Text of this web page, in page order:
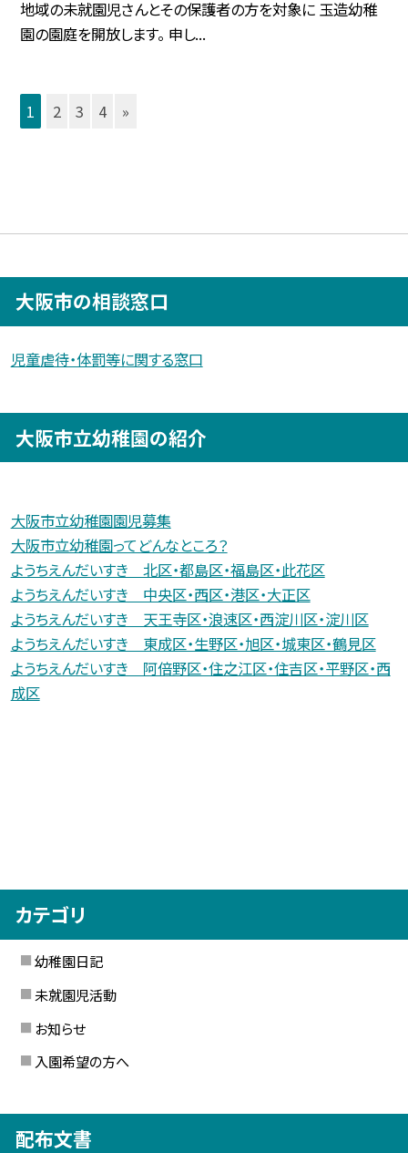
地域の未就園児さんとその保護者の方を対象に 玉造幼稚
園の園庭を開放します。 申し...
1 2 3 4 »
大阪市の相談窓口
児童虐待・体罰等に関する窓口
大阪市立幼稚園の紹介
大阪市立幼稚園園児募集
大阪市立幼稚園ってどんなところ？
ようちえんだいすき 北区・都島区・福島区・此花区
ようちえんだいすき 中央区・西区・港区・大正区
ようちえんだいすき 天王寺区・浪速区・西淀川区・淀川区
ようちえんだいすき 東成区・生野区・旭区・城東区・鶴見区
ようちえんだいすき 阿倍野区・住之江区・住吉区・平野区・西
成区
カテゴリ
幼稚園日記
未就園児活動
お知らせ
入園希望の方へ
配布文書